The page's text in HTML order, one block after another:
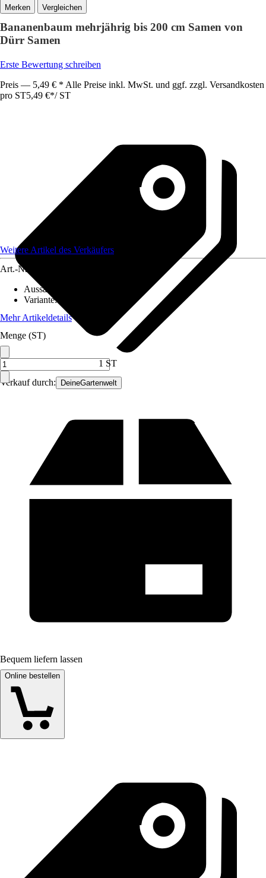
Vergleichen
Bananenbaum mehrjährig bis 200 cm Samen von
Dürr Samen
Erste Bewertung schreiben
Preis — 5,49 € * Alle Preise inkl. MwSt. und ggf. zzgl. Versandkosten
pro ST5,49 €*/ ST
Verkauf durch: DeineGartenwelt
Weitere Artikel des Verkäufers
Art.-Nr.
Aussaatzeit
Variante:
Mehr Artikeldetails
Menge (ST)
1 ST
Bequem liefern lassen
Online bestellen